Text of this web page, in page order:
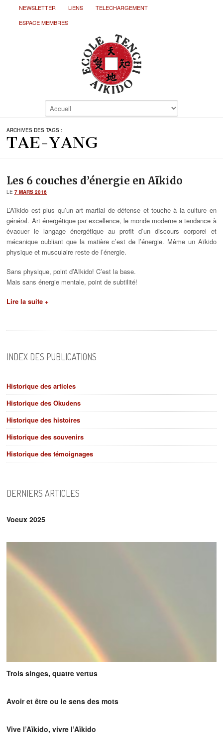
NEWSLETTER LiENS
TELECHARGEMENT
ESPACE MEMBRES
ARCHIVES DES TAGS :
TAE-YANG
Les 6 couches d’énergie en Aïkido
LE7 MARS 2016
L’Aïkido est plus qu’un art martial de défense et touche à la culture en
général. Art énergétique par excellence, le monde moderne a tendance à
évacuer le langage énergétique au profit d’un discours corporel et
mécanique oubliant que la matière c’est de l’énergie. Même un Aïkido
physique et musculaire reste de l’énergie.
Sans physique, point d’Aïkido! C’est la base.
Mais sans énergie mentale, point de subtilité!
Lire la suite +
INDEX DES PUBLICATIONS
Historique des articles
Historique des Okudens
Historique des histoires
Historique des souvenirs
Historique des témoignages
DERNIERS ARTICLES
Voeux 2025
Trois singes, quatre vertus
Avoir et être ou le sens des mots
Vive l’Aïkido, vivre l’Aïkido